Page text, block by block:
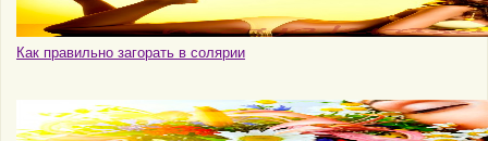
Как правильно загорать в солярии